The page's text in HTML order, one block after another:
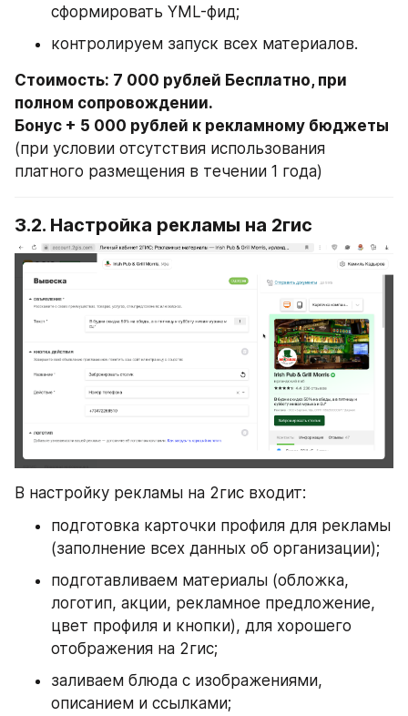
сформировать YML-фид;
контролируем запуск всех материалов.
Стоимость: 7 000 рублей Бесплатно, при
полном сопровождении.
(при условии отсутствия использования
платного размещения в течении 1 года)
3.2. Настройка рекламы на 2гис
В настройку рекламы на 2гис входит:
подготовка карточки профиля для рекламы
(заполнение всех данных об организации);
подготавливаем материалы (обложка,
логотип, акции, рекламное предложение,
цвет профиля и кнопки), для хорошего
отображения на 2гис;
заливаем блюда с изображениями,
описанием и ссылками;